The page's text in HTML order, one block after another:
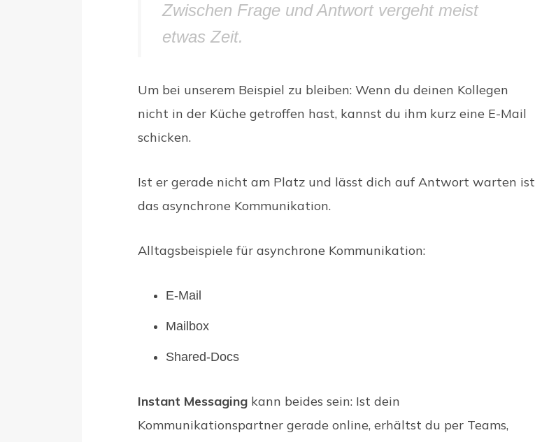
Zwischen Frage und Antwort vergeht meist
etwas Zeit.
Um bei unserem Beispiel zu bleiben: Wenn du deinen Kollegen
nicht in der Küche getroffen hast, kannst du ihm kurz eine E-Mail
schicken.
Ist er gerade nicht am Platz und lässt dich auf Antwort warten ist
das asynchrone Kommunikation.
Alltagsbeispiele für asynchrone Kommunikation:
E-Mail
Mailbox
Shared-Docs
Instant Messaging kann beides sein: Ist dein
Kommunikationspartner gerade online, erhältst du per Teams,